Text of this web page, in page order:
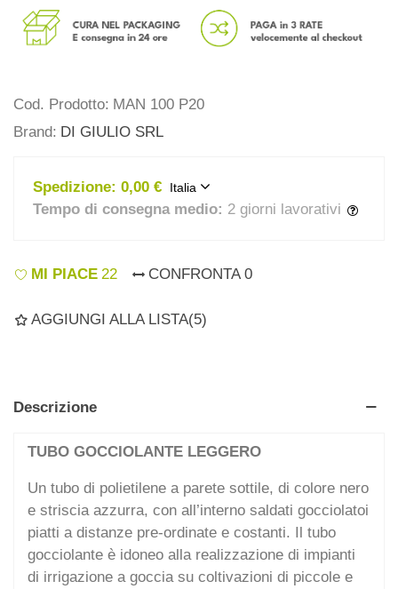
Cod. Prodotto: MAN 100 P20
Brand: DI GIULIO SRL
Spedizione: 0,00 € Italia
Tempo di consegna medio: 2 giorni lavorativi
MI PIACE 22 CONFRONTA 0
AGGIUNGI ALLA LISTA(5)
Descrizione
TUBO GOCCIOLANTE LEGGERO
Un tubo di polietilene a parete sottile, di colore nero
e striscia azzurra, con all’interno saldati gocciolatoi
piatti a distanze pre-ordinate e costanti. Il tubo
gocciolante è idoneo alla realizzazione di impianti
di irrigazione a goccia su coltivazioni di piccole e